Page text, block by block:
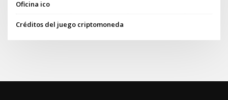
Oficina ico
Créditos del juego criptomoneda